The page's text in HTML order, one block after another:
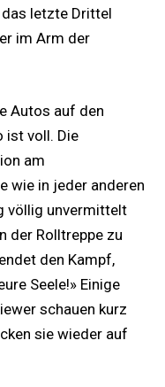
letzte Drittel
im Arm der
Autos auf den
ist voll. Die
am
wie in jeder anderen
völlig unvermittelt
der Rolltreppe zu
den Kampf,
Seele!» Einige
schauen kurz
sie wieder auf